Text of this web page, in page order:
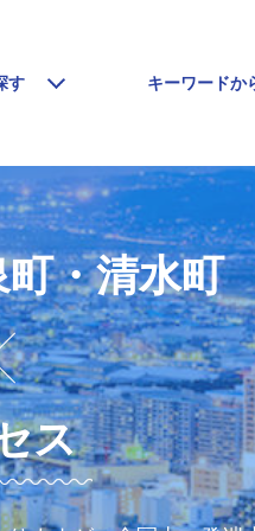
す キーワードか
・清水町
ス